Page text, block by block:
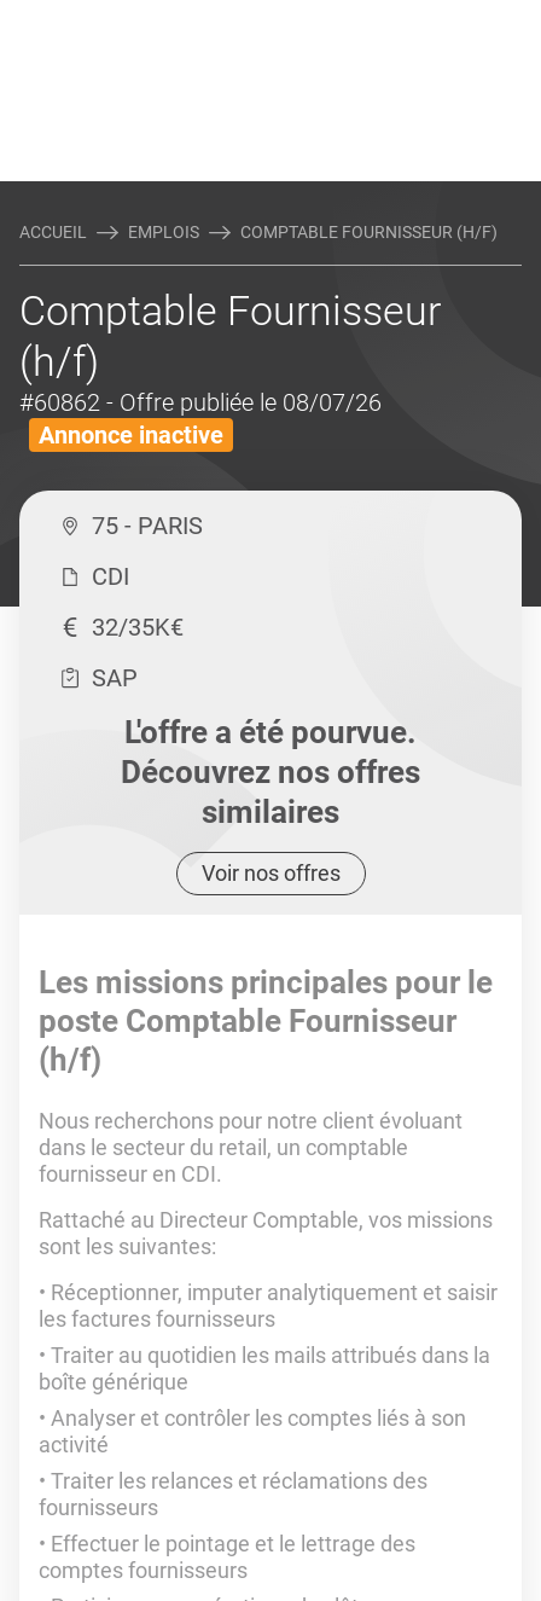
ACCUEIL EMPLOIS COMPTABLE FOURNISSEUR (H/F)
Comptable Fournisseur
(h/f)
#60862 - Offre publiée le 08/07/26
Annonce inactive
75 - PARIS
CDI
32/35K€
SAP
L'offre a été pourvue.
Découvrez nos offres
similaires
Voir nos offres
Les missions principales pour le
poste Comptable Fournisseur
(h/f)
Nous recherchons pour notre client évoluant
dans le secteur du retail, un comptable
fournisseur en CDI.
Rattaché au Directeur Comptable, vos missions
sont les suivantes:
Réceptionner, imputer analytiquement et saisir
les factures fournisseurs
Traiter au quotidien les mails attribués dans la
boîte générique
Analyser et contrôler les comptes liés à son
activité
Traiter les relances et réclamations des
fournisseurs
Effectuer le pointage et le lettrage des
comptes fournisseurs